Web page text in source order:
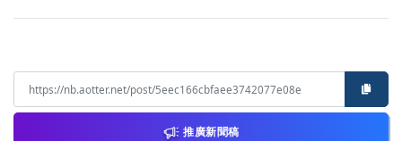
推廣新聞稿